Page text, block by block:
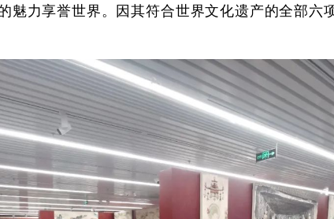
魅力享誉世界。因其符合世界文化遗产的全部六